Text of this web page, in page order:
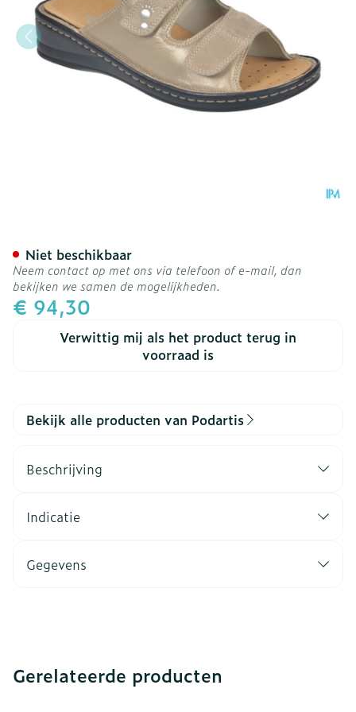
€ 94,30
Verwittig mij als het product terug in
voorraad is
Niet beschikbaar
Neem contact op met ons via telefoon of e-mail, dan
bekijken we samen de mogelijkheden.
Bekijk alle producten van Podartis
Beschrijving
Indicatie
Gegevens
Gerelateerde producten